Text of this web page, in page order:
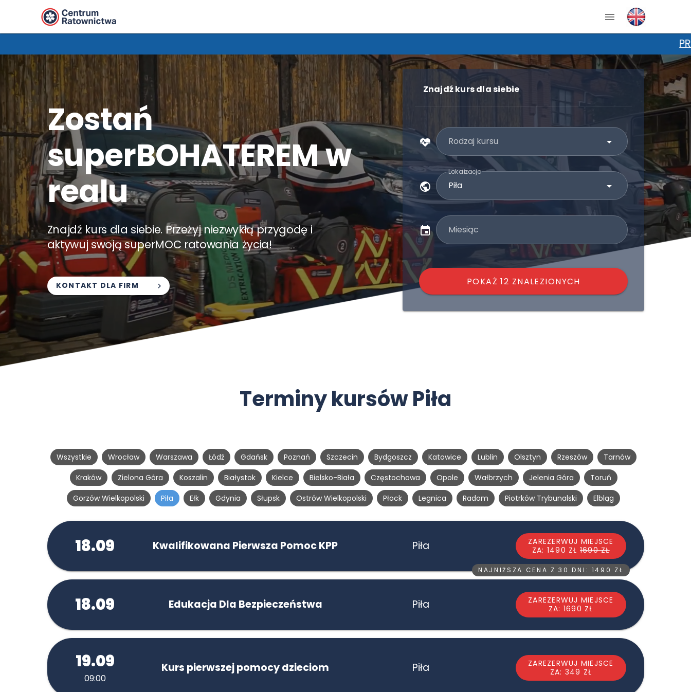
PROMOCJA NA KPP! Wpisz kod
Zostań
superBOHATEREM w
realu
Znajdź kurs dla siebie. Przeżyj niezwykłą przygodę i
aktywuj swoją superMOC ratowania życia!
KONTAKT DLA FIRM
Znajdź kurs dla siebie
Rodzaj kursu
Lokalizacja
Miesiąc
POKAŻ 12 ZNALEZIONYCH
Terminy kursów Piła
Wszystkie Wrocław Warszawa Łódź Gdańsk Poznań Szczecin Bydgoszcz Katowice Lublin Olsztyn Rzeszów
Tarnów
Kraków
Zielona Góra Koszalin Białystok Kielce Bielsko-Biała Częstochowa Opole Wałbrzych Jelenia Góra
Toruń
Gorzów Wielkopolski
Piła Ełk Gdynia Słupsk Ostrów Wielkopolski Płock Legnica Radom Piotrków Trybunalski Elbląg
18.09 Kwalifikowana Pierwsza Pomoc KPP Piła
ZAREZERWUJ MIEJSCE
ZA: 1490 ZŁ 1690 ZŁ
NAJNIŻSZA CENA Z 30 DNI: 1490 ZŁ
18.09 Edukacja Dla Bezpieczeństwa Piła
ZAREZERWUJ MIEJSCE
ZA: 1690 ZŁ
19.09
09:00
Kurs pierwszej pomocy dzieciom Piła
ZAREZERWUJ MIEJSCE
ZA: 349 ZŁ